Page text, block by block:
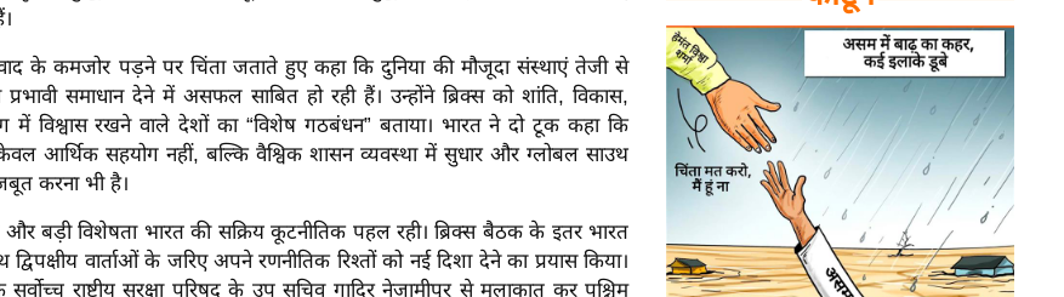
के कमजोर पड़ने पर चिंता जताते हुए कहा कि दुनिया की मौजूदा संस्थाएं तेजी से
समाधान देने में असफल साबित हो रही हैं। उन्होंने ब्रिक्स को शांति, विकास,
में विश्वास रखने वाले देशों का “विशेष गठबंधन” बताया। भारत ने दो टूक कहा कि
केवल आर्थिक सहयोग नहीं, बल्कि वैश्विक शासन व्यवस्था में सुधार और ग्लोबल साउथ
करना भी है।
बड़ी विशेषता भारत की सक्रिय कूटनीतिक पहल रही। ब्रिक्स बैठक के इतर भारत
वार्ताओं के जरिए अपने रणनीतिक रिश्तों को नई दिशा देने का प्रयास किया।
राष्ट्रीय सुरक्षा परिषद के उप सचिव गादिर नेजामीपुर से मुलाकात कर पश्चिम